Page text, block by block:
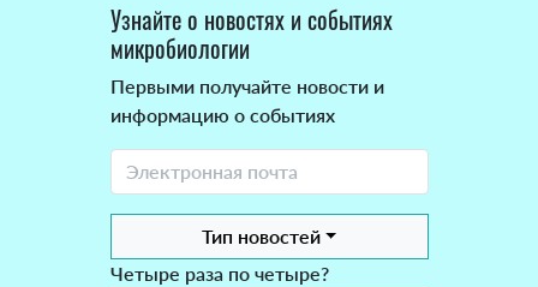
Узнайте о новостях и событиях
микробиологии
Первыми получайте новости и
информацию о событиях
Тип новостей
Четыре раза по четыре?